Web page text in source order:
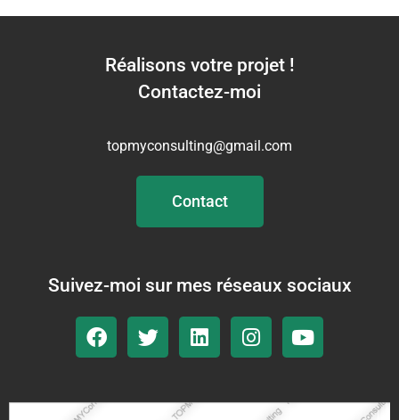
Travailler Ensemble
Réalisons votre projet !
Contactez-moi
topmyconsulting@gmail.com
Contact
Suivez-moi sur mes réseaux sociaux